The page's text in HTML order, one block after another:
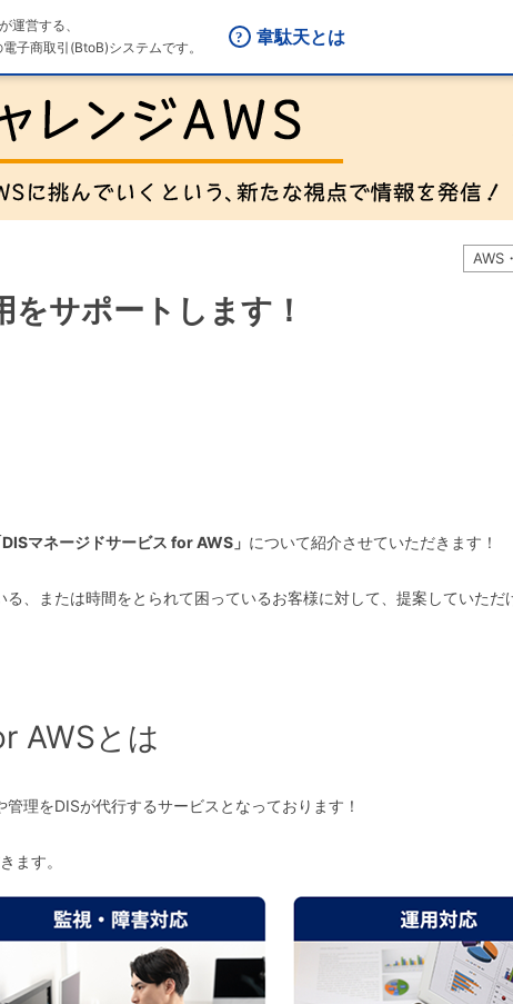
運営する、
子商取引(BtoB)システムです。
韋駄天とは
AWS
サポートします！
DISマネージドサービス for AWS」 について紹介させていただきます！
、または時間をとられて困っているお客様に対して、提案していただ
AWSとは
理をDISが代行するサービスとなっております！
ます。